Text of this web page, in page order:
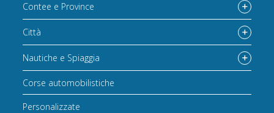
Contee e Province
Città
Nautiche e Spiaggia
Corse automobilistiche
Personalizzate